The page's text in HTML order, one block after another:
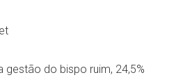
do bispo ruim, 24,5%